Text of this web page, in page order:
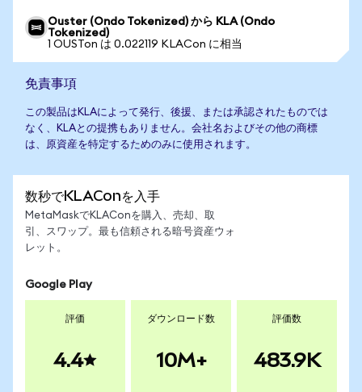
Ouster (Ondo Tokenized) から KLA (Ondo
Tokenized)
1 OUSTon は 0.022119 KLACon に相当
免責事項
この製品はKLAによって発行、後援、または承認されたものでは
なく、KLAとの提携もありません。会社名およびその他の商標
は、原資産を特定するためのみに使用されます。
数秒でKLAConを入手
MetaMaskでKLAConを購入、売却、取
引、スワップ。最も信頼される暗号資産ウォ
レット。
Google Play
評価
4.4
ダウンロード数
10M+
評価数
483.9K